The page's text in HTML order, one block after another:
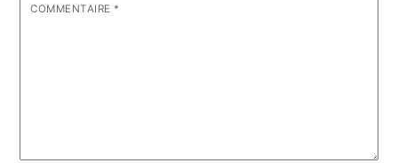
COMMENTAIRE *